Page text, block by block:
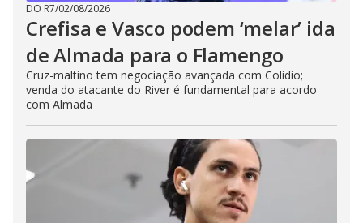
DO R7/02/08/2026
Crefisa e Vasco podem ‘melar’ ida
de Almada para o Flamengo
Cruz-maltino tem negociação avançada com Colidio;
venda do atacante do River é fundamental para acordo
com Almada